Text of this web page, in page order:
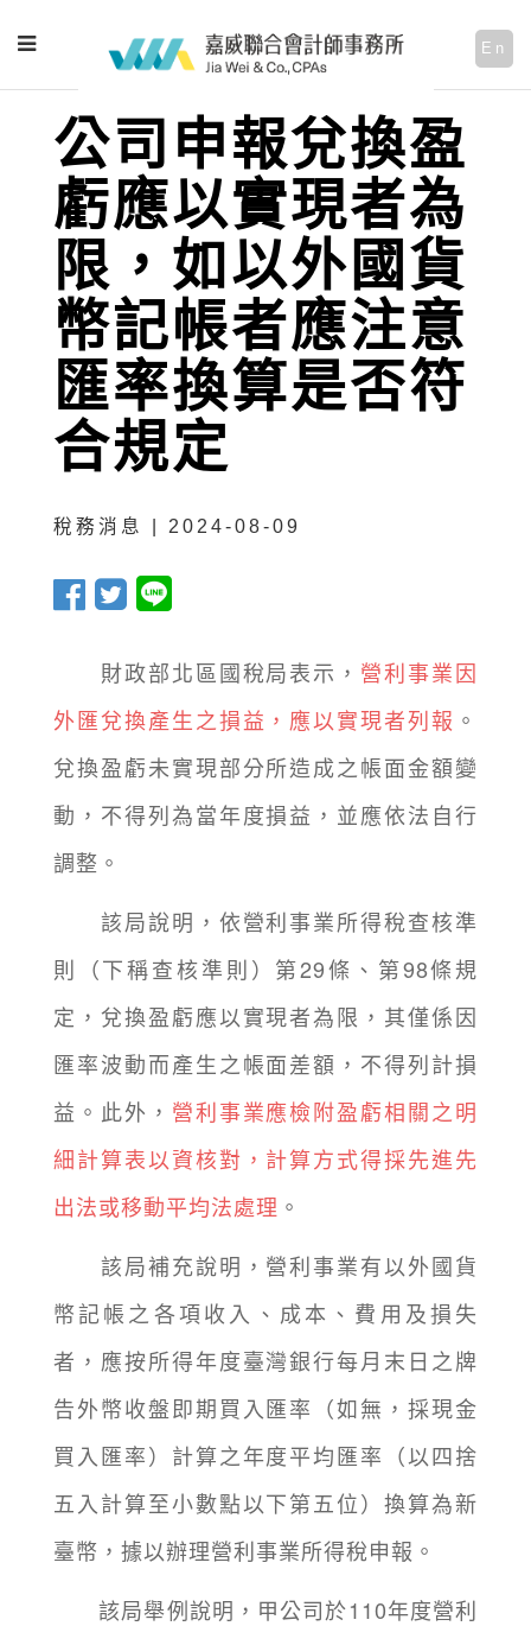
En
公司申報兌換盈
虧應以實現者為
限，如以外國貨
幣記帳者應注意
匯率換算是否符
合規定
稅務消息 | 2024-08-09
財政部北區國稅局表示， 營利事業因
外匯兌換產生之損益，應以實現者列報 。
兌換盈虧未實現部分所造成之帳面金額變
動，不得列為當年度損益，並應依法自行
調整。
該局說明，依營利事業所得稅查核準
則（下稱查核準則）第29條、第98條規
定，兌換盈虧應以實現者為限，其僅係因
匯率波動而產生之帳面差額，不得列計損
益。此外， 營利事業應檢附盈虧相關之明
細計算表以資核對，計算方式得採先進先
出法或移動平均法處理 。
該局補充說明，營利事業有以外國貨
幣記帳之各項收入、成本、費用及損失
者，應按所得年度臺灣銀行每月末日之牌
告外幣收盤即期買入匯率（如無，採現金
買入匯率）計算之年度平均匯率（以四捨
五入計算至小數點以下第五位）換算為新
臺幣，據以辦理營利事業所得稅申報。
該局舉例說明，甲公司於110年度營利